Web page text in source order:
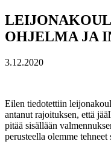
OHJELMA JA
3.12.2020
Eilen tiedotettiin
antanut rajoituksen, että
pitää sisällään
perusteella olemme